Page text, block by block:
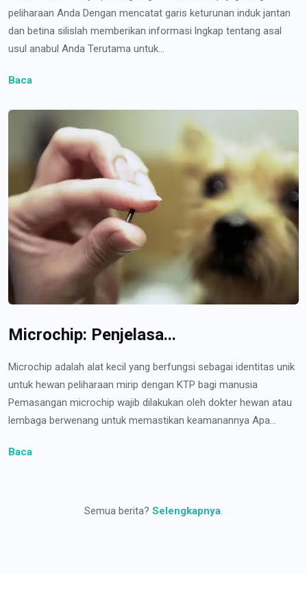
peliharaan Anda Dengan mencatat garis keturunan induk jantan
dan betina silislah memberikan informasi lngkap tentang asal
usul anabul Anda Terutama untuk...
Baca
Microchip: Penjelasa...
Microchip adalah alat kecil yang berfungsi sebagai identitas unik
untuk hewan peliharaan mirip dengan KTP bagi manusia
Pemasangan microchip wajib dilakukan oleh dokter hewan atau
lembaga berwenang untuk memastikan keamanannya Apa...
Baca
Semua berita? Selengkapnya